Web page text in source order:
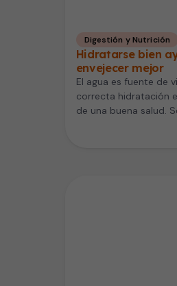
Digestión y Nutrición
Hidratarse bien
envejecer mejor
El agua es fuente de
correcta hidratación
de una buena salud.